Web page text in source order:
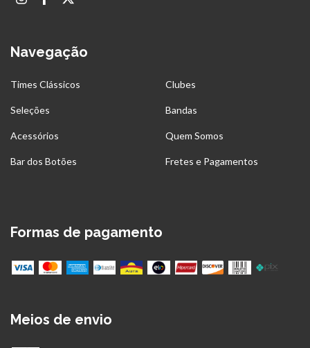
Navegação
Times Clássicos Clubes
Seleções Bandas
Acessórios Quem Somos
Bar dos Botões Fretes e Pagamentos
Formas de pagamento
Meios de envio